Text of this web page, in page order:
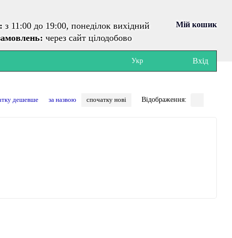
з 11:00 до 19:00, понеділок вихідний
через сайт цілодобово
Мій кошик
Укр Вхід
дешевше за назвою спочатку нові Відображення: